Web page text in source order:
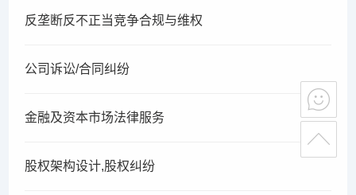
反垄断反不正当竞争合规与维权
公司诉讼/合同纠纷
金融及资本市场法律服务
股权架构设计,股权纠纷